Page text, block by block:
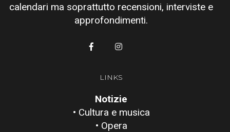
calendari ma soprattutto recensioni, interviste e
approfondimenti.
LINKS
Notizie
• Cultura e musica
• Opera